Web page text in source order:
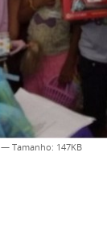
—Tamanho: 147KB